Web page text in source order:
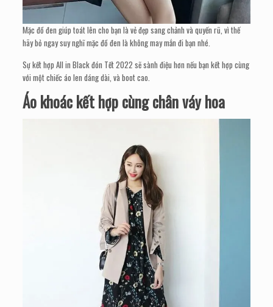
Mặc đồ đen giúp toát lên cho bạn là vẻ đẹp sang chảnh và quyến rũ, vì thế
hãy bỏ ngay suy nghĩ mặc đồ đen là không may mắn đi bạn nhé.
Sự kết hợp All in Black đón Tết 2022 sẽ sành điệu hơn nếu bạn kết hợp cùng
với một chiếc áo len dáng dài, và boot cao.
Áo khoác kết hợp cùng chân váy hoa